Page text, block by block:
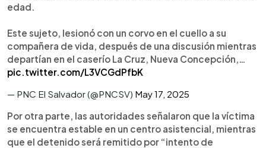
edad.
Este sujeto, lesionó con un corvo en el cuello a su
compañera de vida, después de una discusión mientras
departían en el caserío La Cruz, Nueva Concepción,…
pic.twitter.com/L3VCGdPfbK
— PNC El Salvador (@PNCSV) May 17, 2025
Por otra parte, las autoridades señalaron que la víctima
se encuentra estable en un centro asistencial, mientras
que el detenido será remitido por “intento de